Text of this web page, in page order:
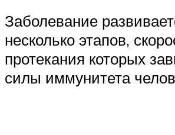
Заболевание
несколько этапов,
протекания которых
силы иммунитета